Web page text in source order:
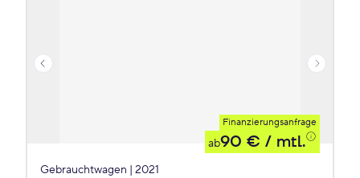
Finanzierungsanfrage
ab90 € / mtl.
Gebrauchtwagen | 2021